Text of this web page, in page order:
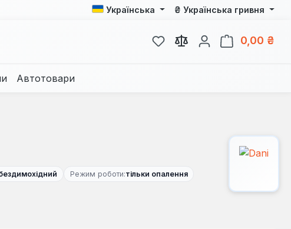
Українська ₴ Українська гривня
У вас є 0 у списку бажань
0,00 ₴
Автотовари
Режим роботи:тільки опалення